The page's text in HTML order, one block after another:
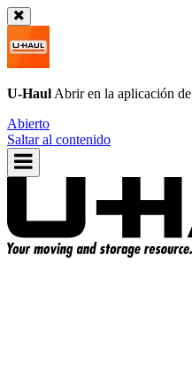
U-Haul Abrir en la aplicación de
Abierto
Saltar al contenido